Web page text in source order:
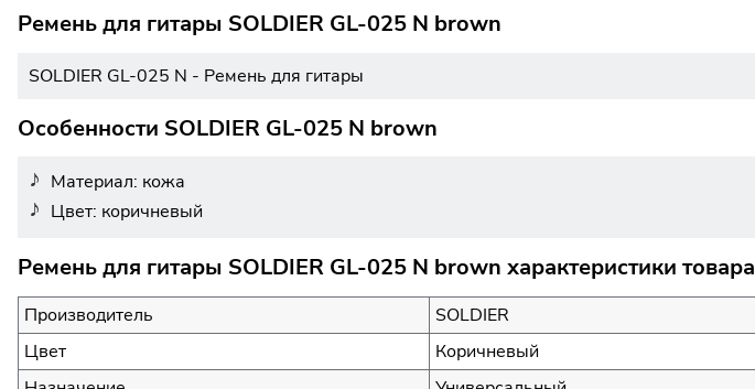
Ремень для гитары SOLDIER GL-025 N brown
SOLDIER GL-025 N - Ремень для гитары
Особенности SOLDIER GL-025 N brown
Материал: кожа
Цвет: коричневый
Ремень для гитары SOLDIER GL-025 N brown характеристики товара
Производитель
SOLDIER
Цвет
Коричневый